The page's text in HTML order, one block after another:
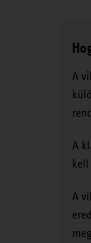
A
A
A